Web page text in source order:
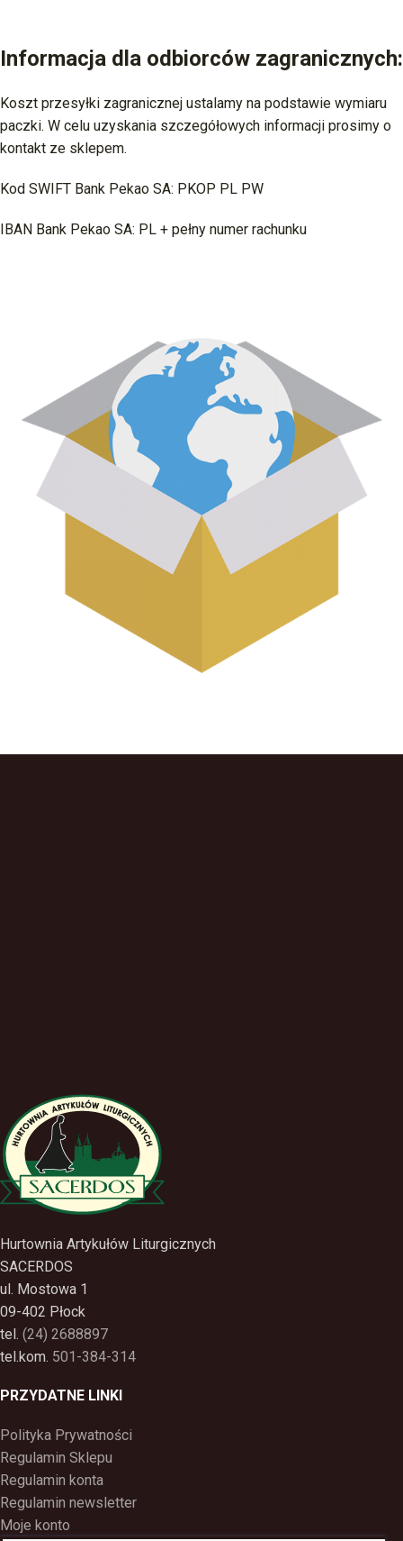
Informacja dla odbiorców zagranicznych:
Koszt przesyłki zagranicznej ustalamy na podstawie wymiaru
paczki. W celu uzyskania szczegółowych informacji prosimy o
kontakt ze sklepem.
Kod SWIFT Bank Pekao SA: PKOP PL PW
IBAN Bank Pekao SA: PL + pełny numer rachunku
Hurtownia Artykułów Liturgicznych
SACERDOS
ul. Mostowa 1
09-402 Płock
tel. (24) 2688897
tel.kom. 501-384-314
PRZYDATNE LINKI
Polityka Prywatności
Regulamin Sklepu
Regulamin konta
Regulamin newsletter
Moje konto